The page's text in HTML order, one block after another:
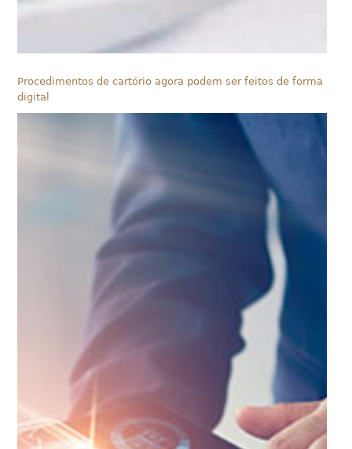
Procedimentos de cartório agora podem ser feitos de forma
digital